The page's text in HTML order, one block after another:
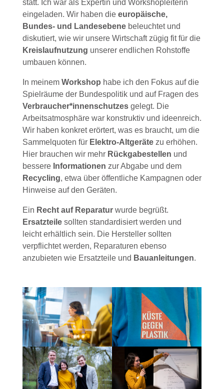
statt. Ich war als Expertin und Workshopleiterin
eingeladen. Wir haben die europäische,
Bundes- und Landesebenebeleuchtet und
diskutiert, wie wir unsere Wirtschaft zügig fit für die
Kreislaufnutzung unserer endlichen Rohstoffe
umbauen können.
In meinem Workshop habe ich den Fokus auf die
Spielräume der Bundespolitik und auf Fragen des
Verbraucher*innenschutzes gelegt. Die
Arbeitsatmosphäre war konstruktiv und ideenreich.
Wir haben konkret erörtert, was es braucht, um die
Sammelquoten für Elektro-Altgerätezu erhöhen.
Hier brauchen wir mehr Rückgabestellen und
bessere Informationen zur Abgabe und dem
Recycling, etwa über öffentliche Kampagnen oder
Hinweise auf den Geräten.
Ein Recht auf Reparatur wurde begrüßt.
Ersatzteile sollten standardisiert werden und
leicht erhältlich sein. Die Hersteller sollten
verpflichtet werden, Reparaturen ebenso
anzubieten wie Ersatzteile und Bauanleitungen.